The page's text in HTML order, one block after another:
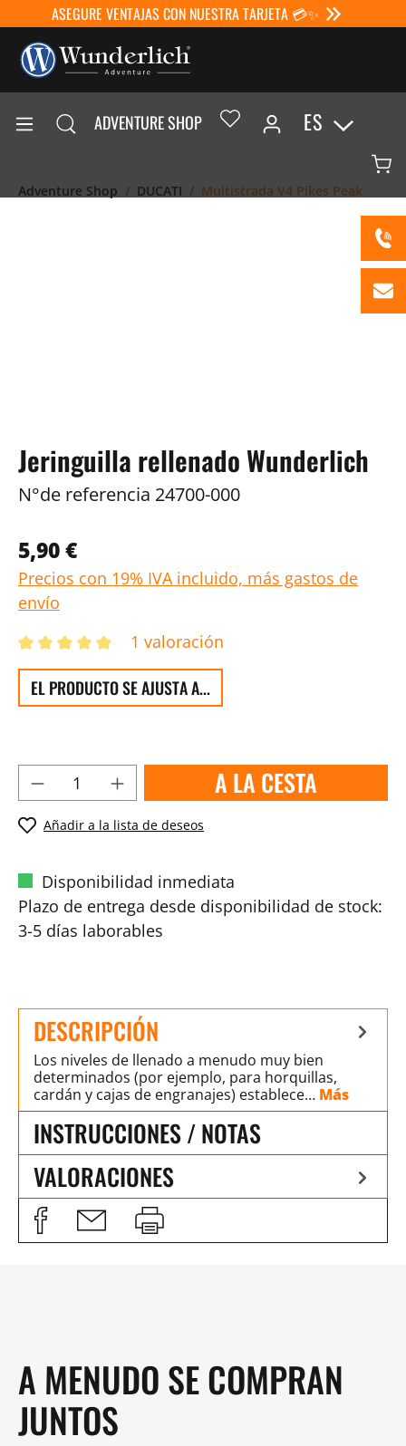
ASEGURE VENTAJAS CON NUESTRA TARJETA 💳✨
ADVENTURE SHOP ES
Adventure Shop DUCATI Multistrada V4 Pikes Peak
Jeringuilla rellenado Wunderlich
N°de referencia 24700-000
5,90 €
Precios con 19% IVA incluido, más gastos de
envío
1 valoración
EL PRODUCTO SE AJUSTA A...
A LA CESTA
Añadir a la lista de deseos
Disponibilidad inmediata
Plazo de entrega desde disponibilidad de stock:
3-5 días laborables
DESCRIPCIÓN
Los niveles de llenado a menudo muy bien
determinados (por ejemplo, para horquillas,
cardán y cajas de engranajes) establece… Más
INSTRUCCIONES / NOTAS
VALORACIONES
A MENUDO SE COMPRAN
JUNTOS